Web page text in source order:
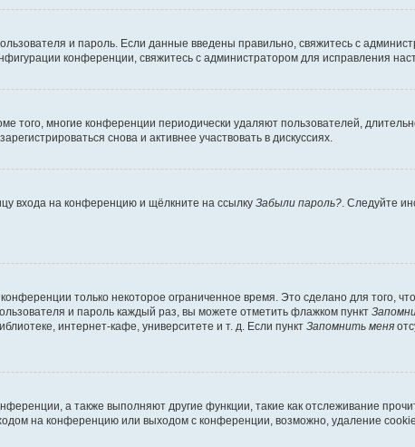
и пароль. Если данные введены правильно, свяжитесь с
конференции, свяжитесь с администратором для исправления
того, многие конференции периодически удаляют пользователей,
снова и активнее участвовать в дискуссиях.
входа на конференцию и щёлкните на ссылку Забыли пароль? . Следуйте
только некоторое ограниченное время. Это сделано для того,
и пароль каждый раз, вы можете отметить флажком пункт
интернет-кафе, университете и т. д. Если пункт Запомнить меня
а также выполняют другие функции, такие как отслеживание
на конференцию или выходом с конференции, возможно, удаление